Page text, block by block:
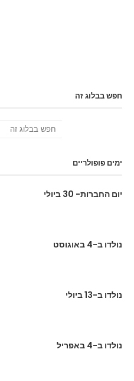
חפש בבלוג זה
ימים פופולריים
יום החברות- 30 ביולי
נולדו ב-4 באוגוסט
נולדו ב-13 ביולי
נולדו ב-4 באפריל